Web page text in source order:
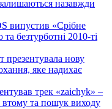
назавжди
випустив «Срібне
безтурботні 2010-ті
нову
яке надихає
трек «zaichyk» –
втому та пошук виходу